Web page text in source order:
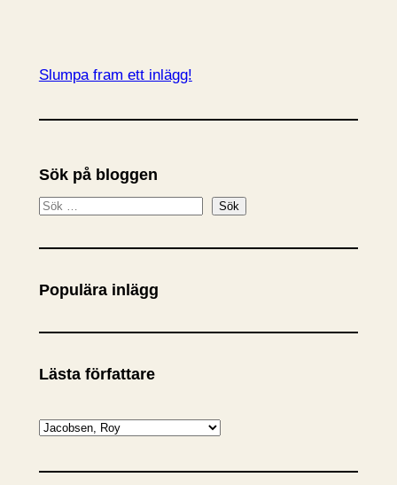
Slumpa fram ett inlägg!
Sök på bloggen
S
k
Sök
Populära inlägg
Lästa författare
K
t